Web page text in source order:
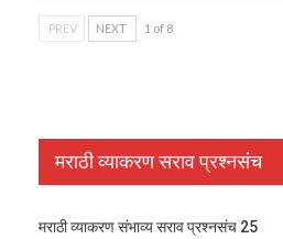
PREV NEXT 1 of 8
मराठी व्याकरण सराव प्रश्नसंच
मराठी व्याकरण संभाव्य सराव प्रश्नसंच 25